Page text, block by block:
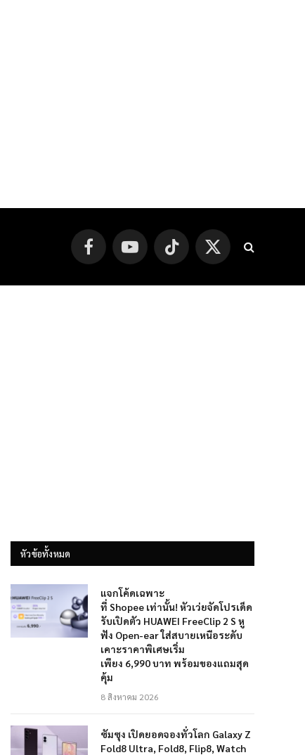
FacebookYouTube TikTok
X
(Twitter)
หัวข้อทั้งหมด
แจกโค้ดเฉพาะ
ที่ Shopee เท่านั้น! หัวเว่ยจัดโปรเด็ด
รับเปิดตัว HUAWEI FreeClip 2 S หู
ฟัง Open-ear ใส่สบายเหนือระดับ
เคาะราคาพิเศษเริ่ม
เพียง 6,990 บาท พร้อมของแถมสุด
คุ้ม
8 สิงหาคม 2026
ซัมซุง เปิดยอดจองทั่วโลก Galaxy Z
Fold8 Ultra, Fold8, Flip8, Watch